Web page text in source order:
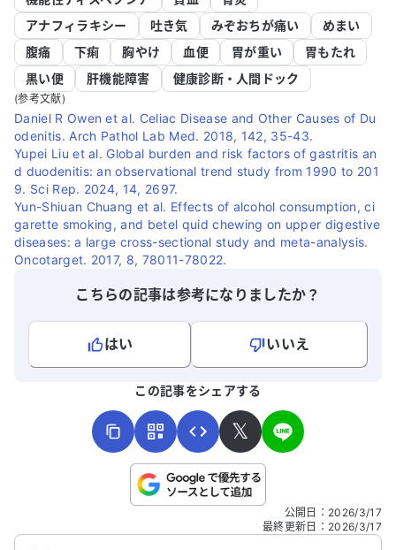
アナフィラキシー
吐き気 みぞおちが痛い
めまい
腹痛
下痢 胸やけ 血便 胃が重い
胃もたれ
黒い便
肝機能障害 健康診断・人間ドック
(参考文献)
Daniel R Owen et al. Celiac Disease and Other Causes of Du
odenitis. Arch Pathol Lab Med. 2018, 142, 35-43.
Yupei Liu et al. Global burden and risk factors of gastritis an
d duodenitis: an observational trend study from 1990 to 201
9. Sci Rep. 2024, 14, 2697.
Yun-Shiuan Chuang et al. Effects of alcohol consumption, ci
garette smoking, and betel quid chewing on upper digestive
diseases: a large cross-sectional study and meta-analysis.
Oncotarget. 2017, 8, 78011-78022.
こちらの記事は参考になりましたか？
はい
いいえ
こちらは送信専用のフォームです。氏名やご自身の病気の詳細な
この記事をシェアする
𝕏
公開日 ： 2026/3/17
最終更新日 ： 2026/3/17